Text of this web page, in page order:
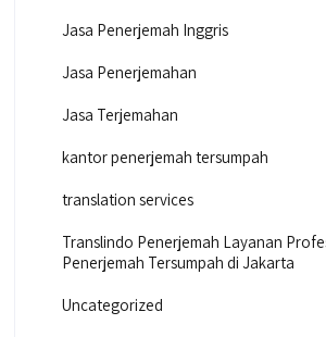
Jasa Penerjemah Inggris
Jasa Penerjemahan
Jasa Terjemahan
kantor penerjemah tersumpah
translation services
Translindo Penerjemah Layanan
Penerjemah Tersumpah di Jakarta
Uncategorized